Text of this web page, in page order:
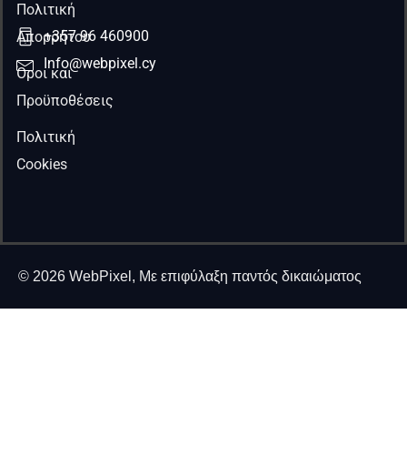
Πολιτική
Απορρήτου
Όροι και
Προϋποθέσεις
Πολιτική
Cookies
+357 96 460900
Info@webpixel.cy
© 2026 WebPixel, Με επιφύλαξη παντός δικαιώματος